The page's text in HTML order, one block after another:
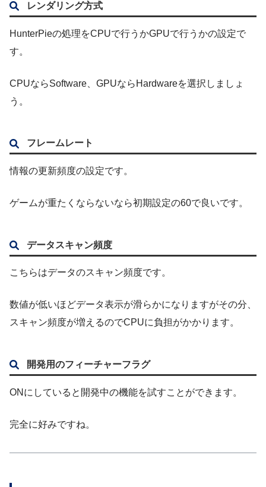
レンダリング方式
HunterPieの処理をCPUで行うかGPUで行うかの設定で
す。
CPUならSoftware、GPUならHardwareを選択しましょ
う。
フレームレート
情報の更新頻度の設定です。
ゲームが重たくならないなら初期設定の60で良いです。
データスキャン頻度
こちらはデータのスキャン頻度です。
数値が低いほどデータ表示が滑らかになりますがその分、
スキャン頻度が増えるのでCPUに負担がかかります。
開発用のフィーチャーフラグ
ONにしていると開発中の機能を試すことができます。
完全に好みですね。